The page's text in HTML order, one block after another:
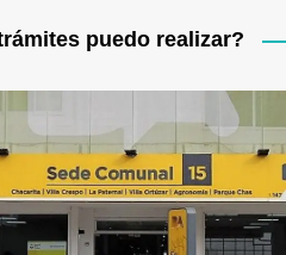
puedo realizar?